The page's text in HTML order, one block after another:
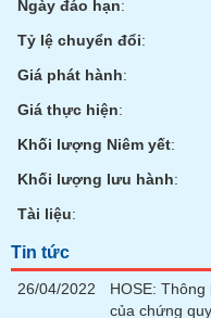
Ngày đáo hạn:
Tỷ lệ chuyển đổi:
Giá phát hành:
Giá thực hiện:
Khối lượng Niêm yết:
Khối lượng lưu hành:
Tài liệu:
Tin tức
26/04/2022
HOSE:
của chứng